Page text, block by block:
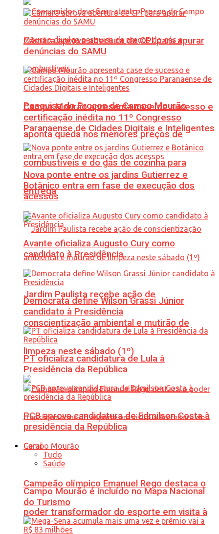
Pesquisa do Procon de Campo Mourão
aponta queda nos menores preços de
combustíveis e do gás de cozinha para
entrega
Jardim Paulista recebe ação de
conscientização ambiental e mutirão de
limpeza neste sábado (1º)
Campeão olímpico Emanuel Rego destaca o
poder transformador do esporte em visita à
Câmara aprova abertura de CPI para apurar
denúncias do SAMU
Campo Mourão apresenta case de sucesso e
certificação inédita no 11º Congresso
Paranaense de Cidades Digitais e Inteligentes
Nova ponte entre os jardins Gutierrez e
Botânico entra em fase de execução dos
acessos
Avante oficializa Augusto Cury como
candidato à Presidência
Democrata define Wilson Grassi Júnior
candidato à Presidência
PT oficializa candidatura de Lula à
Presidência da República
PCB aprova candidatura de Edmilson Costa à
presidência da República
Geral
Tudo
Saúde
Campo Mourão é incluído no Mapa Nacional
do Turismo